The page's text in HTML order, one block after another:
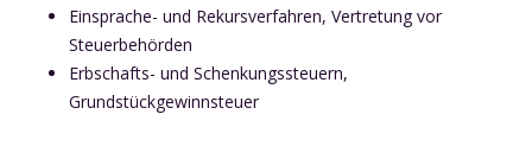
Einsprache- und Rekursverfahren, Vertretung vor
Steuerbehörden
Erbschafts- und Schenkungssteuern,
Grundstückgewinnsteuer